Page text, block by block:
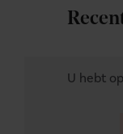
U hebt